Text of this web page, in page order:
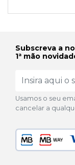
Subscreva a
1ª mão
Usamos o seu
cancelar a